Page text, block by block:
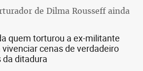
de Dilma Rousseff ainda
quem torturou a ex-militante
vivenciar cenas de verdadeiro
da ditadura